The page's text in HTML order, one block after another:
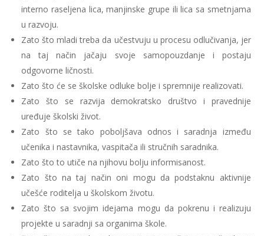
interno raseljena lica, manjinske grupe ili lica sa smetnjama
u razvoju.
Zato što mladi treba da učestvuju u procesu odlučivanja, jer
na taj način jačaju svoje samopouzdanje i postaju
odgovorne ličnosti.
Zato što će se školske odluke bolje i spremnije realizovati.
Zato što se razvija demokratsko društvo i pravednije
uređuje školski život.
Zato što se tako poboljšava odnos i saradnja između
učenika i nastavnika, vaspitača ili stručnih saradnika.
Zato što to utiče na njihovu bolju informisanost.
Zato što na taj način oni mogu da podstaknu aktivnije
učešće roditelja u školskom životu.
Zato što sa svojim idejama mogu da pokrenu i realizuju
projekte u saradnji sa organima škole.